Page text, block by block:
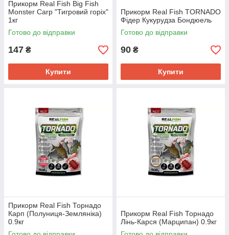
Прикорм Real Fish Big Fish
Monster Carp "Тигровий горіх"
1кг
Готово до відправки
147 ₴
Купити
Прикорм Real Fish TORNADO
Фідер Кукурудза Бондюель
Готово до відправки
90 ₴
Купити
Прикорм Real Fish Торнадо
Карп (Полуниця-Земляніка)
0.9кг
Прикорм Real Fish Торнадо
Лінь-Карся (Марципан) 0.9кг